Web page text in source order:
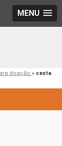
MENU
doação» cesta